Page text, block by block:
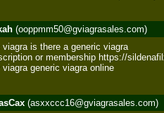
(ooppmm50@gviagrasales.com)
is there a generic viagra
or membership https://
generic viagra online
(asxxccc16@gviagrasales.com)